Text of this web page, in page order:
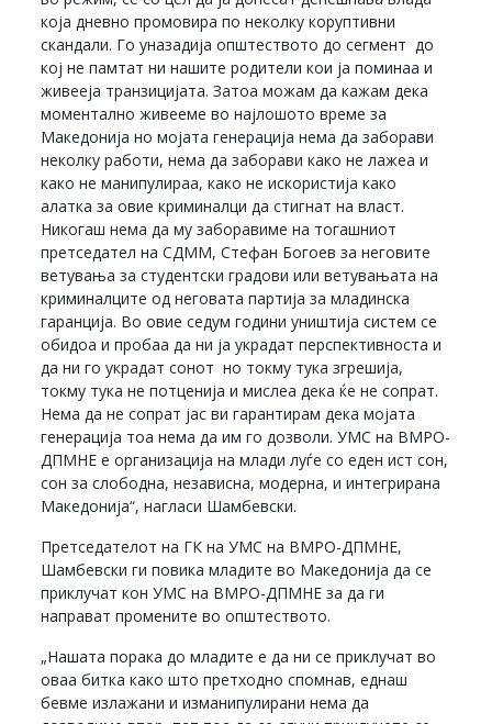
која дневно промовира по неколку коруптивни
скандали. Го уназадија општеството до сегмент до
кој не памтат ни нашите родители кои ја поминаа и
живееја транзицијата. Затоа можам да кажам дека
моментално живееме во најлошото време за
Македонија но мојата генерација нема да заборави
неколку работи, нема да заборави како не лажеа и
како не манипулираа, како не искористија како
алатка за овие криминалци да стигнат на власт.
Никогаш нема да му заборавиме на тогашниот
претседател на СДММ, Стефан Богоев за неговите
ветувања за студентски градови или ветувањата на
криминалците од неговата партија за младинска
гаранција. Во овие седум години уништија систем се
обидоа и пробаа да ни ја украдат перспективноста и
да ни го украдат сонот но токму тука згрешија,
токму тука не потценија и мислеа дека ќе не сопрат.
Нема да не сопрат јас ви гарантирам дека мојата
генерација тоа нема да им го дозволи. УМС на ВМРО-
ДПМНЕ е организација на млади луѓе со еден ист сон,
сон за слободна, независна, модерна, и интегрирана
Македонија“, нагласи Шамбевски.
Претседателот на ГК на УМС на ВМРО-ДПМНЕ,
Шамбевски ги повика младите во Македонија да се
приклучат кон УМС на ВМРО-ДПМНЕ за да ги
направат промените во општеството.
„Нашата порака до младите е да ни се приклучат во
оваа битка како што претходно спомнав, еднаш
бевме излажани и изманипулирани нема да